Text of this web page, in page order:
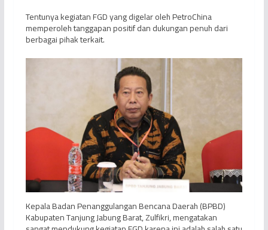
Tentunya kegiatan FGD yang digelar oleh PetroChina
memperoleh tanggapan positif dan dukungan penuh dari
berbagai pihak terkait.
Kepala Badan Penanggulangan Bencana Daerah (BPBD)
Kabupaten Tanjung Jabung Barat, Zulfikri, mengatakan